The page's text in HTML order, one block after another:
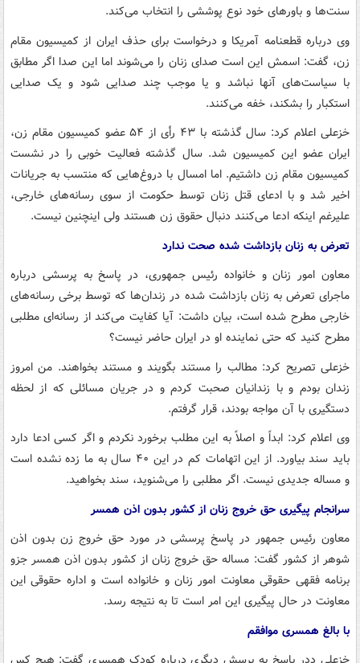
سنت‌ها و باورهای خود نوع پوششی را انتخاب می‌کند.
وی درباره قطعنامه آمریکا و درخواست برای حذف ایران از کمیسیون مقام
زن، گفت: اسمش این است صدای زنان را می‌شوند اما این صدا اگر مطابق
با سیاست‌های آنها نباشد و یا موجب چند صدایی شود و یک صدایی
استکبار را بشکند، خفه می‌کنند.
خزعلی اعلام کرد: سال گذشته با ۴۳ رأی از ۵۴ عضو کمیسیون مقام زن،
ایران عضو این کمیسیون شد. سال گذشته فعالیت خوبی را در نشست
کمیسیون مقام زن داشتیم. اما امسال با دروغ‌هایی که منتسب به جریانات
اخیر شد و با ادعای قتل زنان توسط حکومت از سوی رسانه‌های خارجی،
علیرغم اینکه ادعا می‌کنند دنبال حقوق زن هستند ولی اینچنین نیست.
تعرض به زنان بازداشت شده صحت ندارد
معاون امور زنان و خانواده رئیس جمهوری، در پاسخ به پرسشی درباره
ماجرای تعرض به زنان بازداشت شده در زندان‌ها که توسط برخی رسانه‌های
خارجی مطرح شده است، بیان داشت: آیا کفایت می‌کند از رسانه‌ای مطلبی
مطرح کنید که حتی نماینده او در ایران حاضر نیست؟
خزعلی تصریح کرد: مطالب را مستند بگویند و مستند بخواهند. من امروز
زندان بودم و با زندانیان صحبت کردم و در جریان مسائلی که از لحظه
دستگیری با آن مواجه بودند، قرار گرفتم.
وی اعلام کرد: ابداً و اصلاً به این مطلب برخورد نکردم و اگر کسی ادعا دارد
باید سند بیاورد. از این اتهامات کم در این ۴۰ سال به ما زده نشده است
و مساله جدیدی نیست. اگر مطلبی را می‌شنوید، سند بخواهید.
سرانجام پیگیری حق خروج زنان از کشور بدون اذن همسر
معاون رئیس جمهور در پاسخ پرسشی در مورد حق خروج زن بدون اذن
شوهر از کشور گفت: مساله حق خروج زنان از کشور بدون اذن همسر جزو
برنامه فقهی حقوقی معاونت امور زنان و خانواده است و اداره حقوقی این
معاونت در حال پیگیری این امر است تا به نتیجه رسد.
با بالغ همسری موافقم